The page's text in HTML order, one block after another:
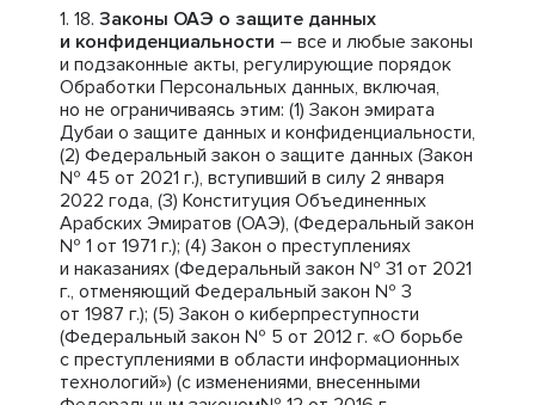
Законы ОАЭ о защите данных
и конфиденциальности – все и любые законы
и подзаконные акты, регулирующие порядок
Обработки Персональных данных, включая,
но не ограничиваясь этим: (1) Закон эмирата
Дубаи о защите данных и конфиденциальности,
(2) Федеральный закон о защите данных (Закон
№ 45 от 2021 г.), вступивший в силу 2 января
2022 года, (3) Конституция Объединенных
Арабских Эмиратов (ОАЭ), (Федеральный закон
№ 1 от 1971 г.); (4) Закон о преступлениях
и наказаниях (Федеральный закон № 31 от 2021
г., отменяющий Федеральный закон № 3
от 1987 г.); (5) Закон о киберпреступности
(Федеральный закон № 5 от 2012 г. «О борьбе
с преступлениями в области информационных
технологий») (с изменениями, внесенными